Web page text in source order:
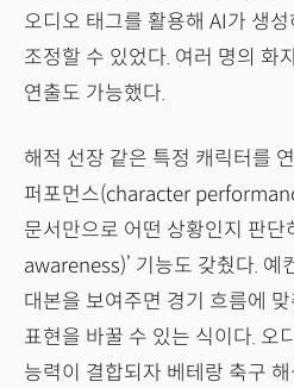
오디오 태그를 활용해 AI가 생
조정할 수 있었다. 여러 명의 화
연출도 가능했다.
해적 선장 같은 특정 캐릭터를
퍼포먼스(character
문서만으로 어떤 상황인지 판
awareness)’ 기능도 갖췄다. 예
대본을 보여주면 경기 흐름에
표현을 바꿀 수 있는 식이다. 오
능력이 결합되자 베테랑 축구